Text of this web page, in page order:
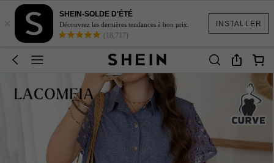
INSTALLER
×
SHEIN-SOLDE D'ÉTÉ
Découvrez les dernières tendances à bon prix.
(18,717)